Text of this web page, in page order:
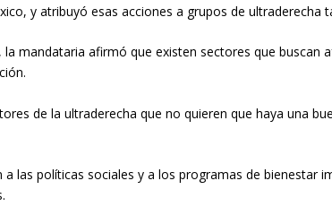
y atribuyó esas acciones a grupos de
mandataria afirmó que existen sectores que
de la ultraderecha que no quieren que haya una
las políticas sociales y a los programas de bienestar